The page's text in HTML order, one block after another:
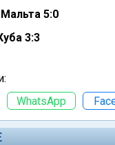
5:0
3:3
WhatsApp